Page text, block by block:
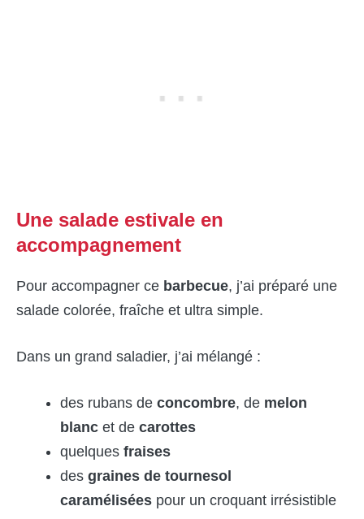
Une salade estivale en
accompagnement
Pour accompagner ce barbecue, j’ai préparé une
salade colorée, fraîche et ultra simple.
Dans un grand saladier, j’ai mélangé :
des rubans de concombre, de melon
blanc et de carottes
quelques fraises
des graines de tournesol
caramélisées pour un croquant irrésistible